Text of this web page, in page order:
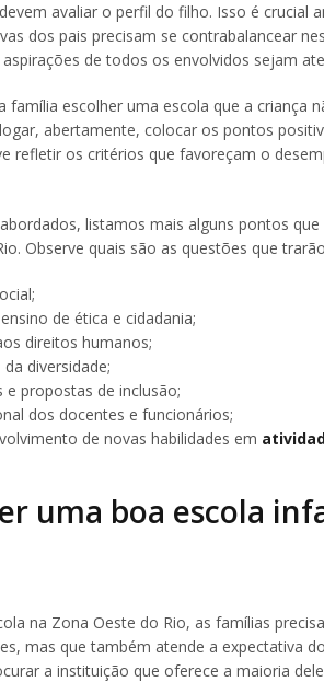
avaliar o perfil do filho. Isso é crucial
dos pais precisam se contrabalancear
de todos os envolvidos sejam
família escolher uma escola que a criança
abertamente, colocar os pontos
refletir os critérios que favoreçam o
listamos mais alguns pontos
Observe quais são as questões que
de ética e cidadania;
direitos humanos;
diversidade;
e propostas de inclusão;
dos docentes e funcionários;
de novas habilidades em
uma boa escola
na Zona Oeste do Rio, as famílias
mas que também atende a expectativa
a instituição que oferece a maioria